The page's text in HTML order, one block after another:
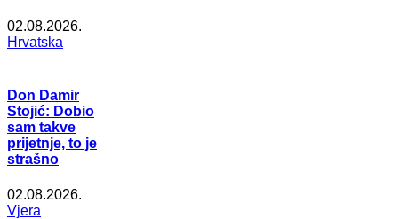
02.08.2026.
Hrvatska
Don Damir
Stojić: Dobio
sam takve
prijetnje, to je
strašno
02.08.2026.
Vjera